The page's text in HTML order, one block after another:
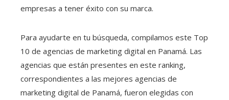
empresas a tener éxito con su marca.
Para ayudarte en tu búsqueda, compilamos este Top
10 de agencias de marketing digital en Panamá. Las
agencias que están presentes en este ranking,
correspondientes a las mejores agencias de
marketing digital de Panamá, fueron elegidas con